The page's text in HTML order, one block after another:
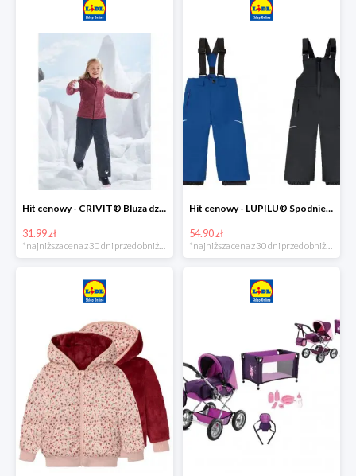
Hit cenowy - CRIVIT® Bluza dziewczęca z polaru
31.99 zł
Hit cenowy - LUPILU® Spodnie narciarskie chłopięce
54.90 zł